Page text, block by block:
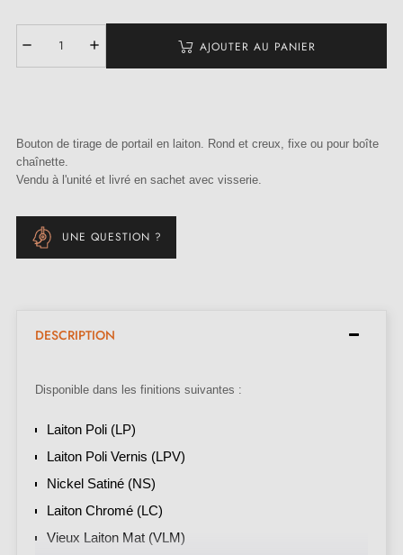
AJOUTER AU PANIER
Bouton de tirage de portail en laiton. Rond et creux, fixe ou pour boîte
chaînette.
Vendu à l'unité et livré en sachet avec visserie.
UNE QUESTION ?
DESCRIPTION
Disponible dans les finitions suivantes :
Laiton Poli (LP)
Laiton Poli Vernis (LPV)
Nickel Satiné (NS)
Laiton Chromé (LC)
Vieux Laiton Mat (VLM)